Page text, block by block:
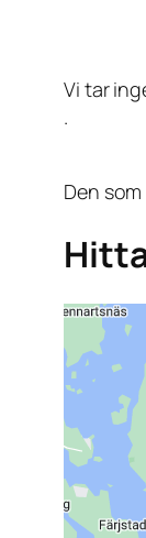
Vi tar
.
Den